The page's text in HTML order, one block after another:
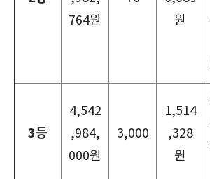
764원
원
3등
4,542
,984,
000원
3,000
1,514
,328
원